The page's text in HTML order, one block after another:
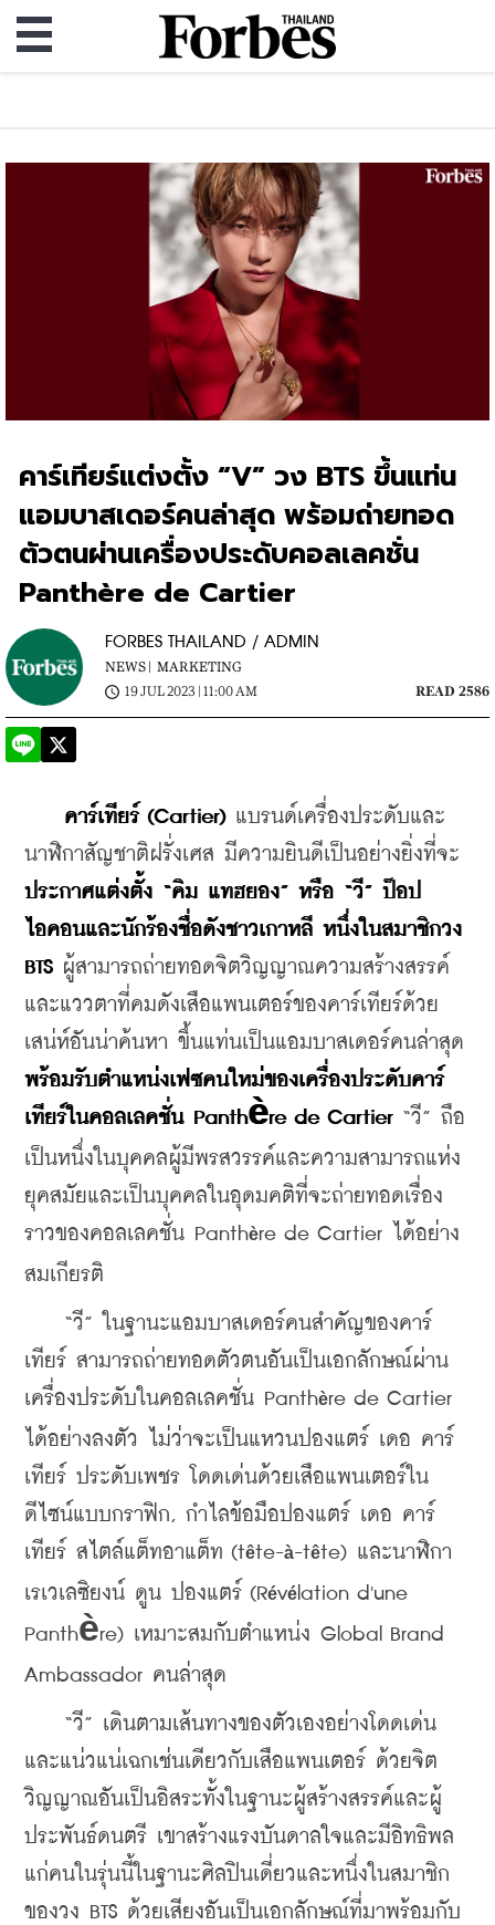
คาร์เทียร์แต่งตั้ง “V” วง BTS ขึ้นแท่น
แอมบาสเดอร์คนล่าสุด พร้อมถ่ายทอด
ตัวตนผ่านเครื่องประดับคอลเลคชั่น
Panthère de Cartier
FORBES THAILAND / ADMIN
NEWS |
MARKETING
19 JUL 2023 | 11:00 AM
READ 2586
คาร์เทียร์ (Cartier) แบรนด์เครื่องประดับและ
นาฬิกาสัญชาติฝรั่งเศส มีความยินดีเป็นอย่างยิ่งที่จะ
ประกาศแต่งตั้ง “คิม แทฮยอง” หรือ “วี” ป๊อป
ไอคอนและนักร้องชื่อดังชาวเกาหลี หนึ่งในสมาชิกวง
BTS ผู้สามารถถ่ายทอดจิตวิญญาณความสร้างสรรค์
และแววตาที่คมดังเสือแพนเตอร์ของคาร์เทียร์ด้วย
พร้อมรับตำแหน่งเฟซคนใหม่ของเครื่องประดับคาร์
เทียร์ในคอลเลคชั่น Panthère de Cartier “วี” ถือ
เป็นหนึ่งในบุคคลผู้มีพรสวรรค์และความสามารถแห่ง
ยุคสมัยและเป็นบุคคลในอุดมคติที่จะถ่ายทอดเรื่อง
ราวของคอลเลคชั่น Panthère de Cartier ได้อย่าง
สมเกียรติ
“วี” ในฐานะแอมบาสเดอร์คนสำคัญของคาร์
เทียร์ สามารถถ่ายทอดตัวตนอันเป็นเอกลักษณ์ผ่าน
เครื่องประดับในคอลเลคชั่น Panthère de Cartier
ได้อย่างลงตัว ไม่ว่าจะเป็นแหวนปองแตร์ เดอ คาร์
เทียร์ ประดับเพชร โดดเด่นด้วยเสือแพนเตอร์ใน
ดีไซน์แบบกราฟิก, กำไลข้อมือปองแตร์ เดอ คาร์
เทียร์ สไตล์แต็ทอาแต็ท (tête-à-tête) และนาฬิกา
เรเวเลซิยงน์ ดูน ปองแตร์ (Révé lation d'une
Panthère) เหมาะสมกับตำแหน่ง Global Brand
Ambassador คนล่าสุด
“วี” เดินตามเส้นทางของตัวเองอย่างโดดเด่น
และแน่วแน่เฉกเช่นเดียวกับเสือแพนเตอร์ ด้วยจิต
วิญญาณอันเป็นอิสระทั้งในฐานะผู้สร้างสรรค์และผู้
ประพันธ์ดนตรี เขาสร้างแรงบันดาลใจและมีอิทธิพล
แก่คนในรุ่นนี้ในฐานะศิลปินเดี่ยวและหนึ่งในสมาชิก
ของวง BTS ด้วยเสียงอันเป็นเอกลักษณ์ที่มาพร้อมกับ